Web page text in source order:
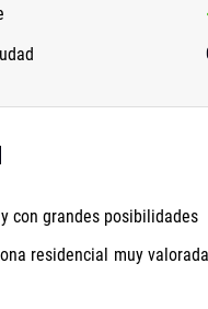
con grandes posibilidades
residencial muy